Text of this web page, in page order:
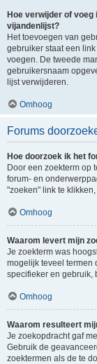
Hoe verwijder of
vijandenlijst?
Het toevoegen van
gebruiker staat een
voegen. De tweede
gebruikersnaam
lijst verwijderen.
Omhoog
Forums
Hoe doorzoek ik het
Door een zoekterm op
forum- en
"zoeken" link te
Omhoog
Waarom levert mijn
Je zoekterm was
mogelijk teveel termen
specifieker en gebruik,
Omhoog
Waarom resulteert
Je zoekopdracht gaf
Gebruik de
zoektermen als de te